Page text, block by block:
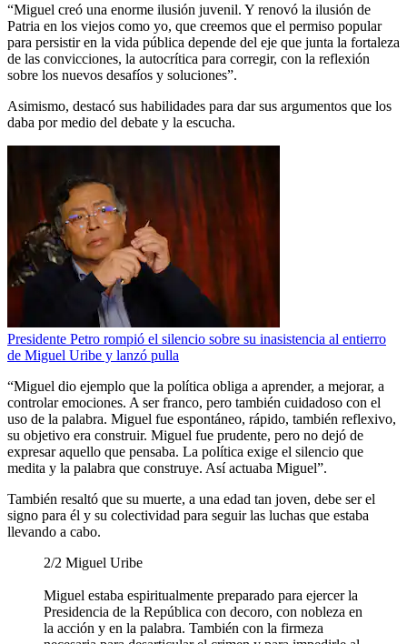
“Miguel creó una enorme ilusión juvenil. Y renovó la ilusión de
Patria en los viejos como yo, que creemos que el permiso popular
para persistir en la vida pública depende del eje que junta la fortaleza
de las convicciones, la autocrítica para corregir, con la reflexión
sobre los nuevos desafíos y soluciones”.
Asimismo, destacó sus habilidades para dar sus argumentos que los
daba por medio del debate y la escucha.
Presidente Petro rompió el silencio sobre su inasistencia al entierro
de Miguel Uribe y lanzó pulla
“Miguel dio ejemplo que la política obliga a aprender, a mejorar, a
controlar emociones. A ser franco, pero también cuidadoso con el
uso de la palabra. Miguel fue espontáneo, rápido, también reflexivo,
su objetivo era construir. Miguel fue prudente, pero no dejó de
expresar aquello que pensaba. La política exige el silencio que
medita y la palabra que construye. Así actuaba Miguel”.
También resaltó que su muerte, a una edad tan joven, debe ser el
signo para él y su colectividad para seguir las luchas que estaba
llevando a cabo.
2/2 Miguel Uribe
Miguel estaba espiritualmente preparado para ejercer la
Presidencia de la República con decoro, con nobleza en
la acción y en la palabra. También con la firmeza